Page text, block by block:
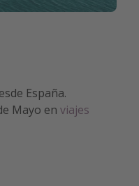
España.
Mayo en viajes